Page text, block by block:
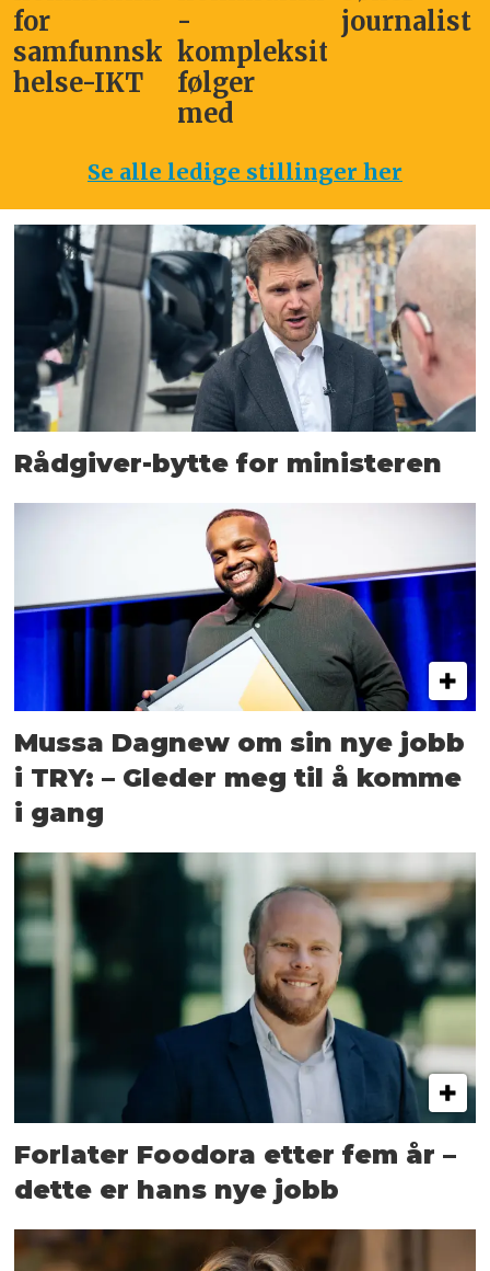
for
samfunnskritisk
helse-IKT
-
kompleksitet
følger
med
journalist
Se alle ledige stillinger her
Rådgiver-bytte for ministeren
Mussa Dagnew om sin nye jobb
i TRY: – Gleder meg til å komme
i gang
Forlater Foodora etter fem år –
dette er hans nye jobb